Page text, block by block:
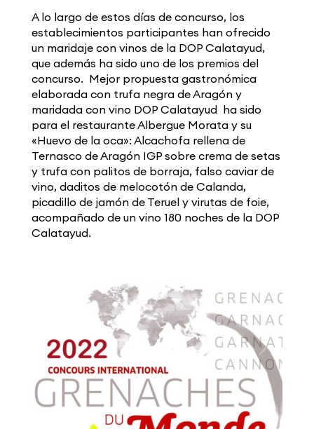
A lo largo de estos días de concurso, los
establecimientos participantes han ofrecido
un maridaje con vinos de la DOP Calatayud,
que además ha sido uno de los premios del
concurso. Mejor propuesta gastronómica
elaborada con trufa negra de Aragón y
maridada con vino DOP Calatayud ha sido
para el restaurante Albergue Morata y su
«Huevo de la oca»: Alcachofa rellena de
Ternasco de Aragón IGP sobre crema de setas
y trufa con palitos de borraja, falso caviar de
vino, daditos de melocotón de Calanda,
picadillo de jamón de Teruel y virutas de foie,
acompañado de un vino 180 noches de la DOP
Calatayud.